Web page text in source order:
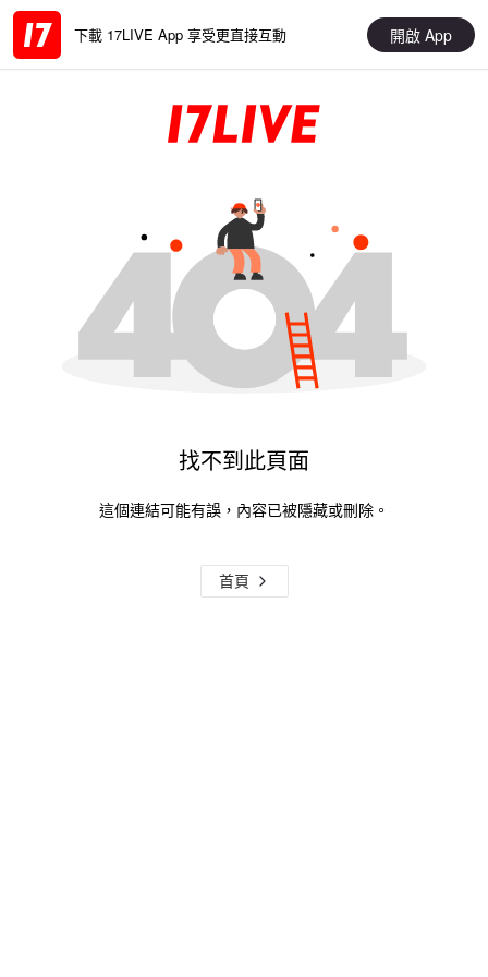
下載 17LIVE App 享受更直接互動 開啟 App
找不到此頁面
這個連結可能有誤，內容已被隱藏或刪除。
首頁